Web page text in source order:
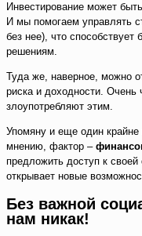
Инвестирование может
И мы помогаем управлять
без нее), что способствует
решениям.
Туда же, наверное, можно
риска и доходности. Очень
злоупотребляют этим.
Упомяну и еще один
мнению, фактор –
предложить доступ к своей
открывает новые
Без важной
нам никак!